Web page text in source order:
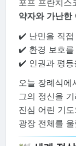
포프 프란치스
약자와 가난한
✔️ 난민을 직접
✔️ 환경 보호를
✔️ 인권과 평등
오늘 장례식에
그의 정신을
진심 어린 기
광장 전체를